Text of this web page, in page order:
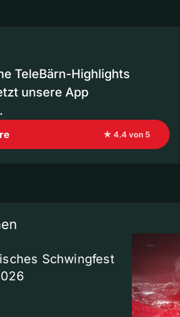
TeleBärn-Highlights
unsere App
★ 4.4 von 5
Schwingfest